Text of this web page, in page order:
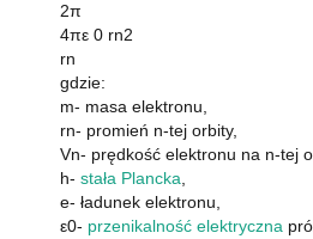
2π
4πε 0 rn2
rn
gdzie:
m- masa elektronu,
rn- promień n-tej orbity,
Vn- prędkość elektronu na n-tej
h- stała Plancka
e- ładunek elektronu,
ε0- przenikalność elektryczna